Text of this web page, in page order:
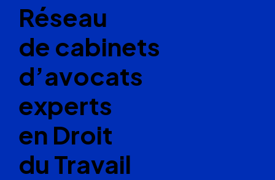
Réseau
de cabinets
d’avocats
experts
en Droit
du Travail